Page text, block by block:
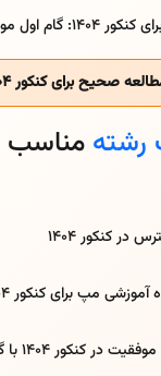
گام اول موفقیت
صحیح برای کنکور ۱۴۰۴
رشته مناسب
در کنکور ۱۴۰۴
مپ برای کنکور ۱۴۰۴
کنکور ۱۴۰۴ با گروه آموزشی مپ